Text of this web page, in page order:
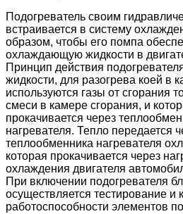
Подогреватель своим
встраивается в систему
образом, чтобы его помпа
охлаждающую жидкости в
Принцип действия
жидкости, для разогрева коей в
используются газы от сгорания
смеси в камере сгорания, и
прокачивается через
нагревателя. Тепло передается
теплообменника нагревателя
которая прокачивается через
охлаждения двигателя
При включении подогревателя
осуществляется тестирование и
работоспособности элементов